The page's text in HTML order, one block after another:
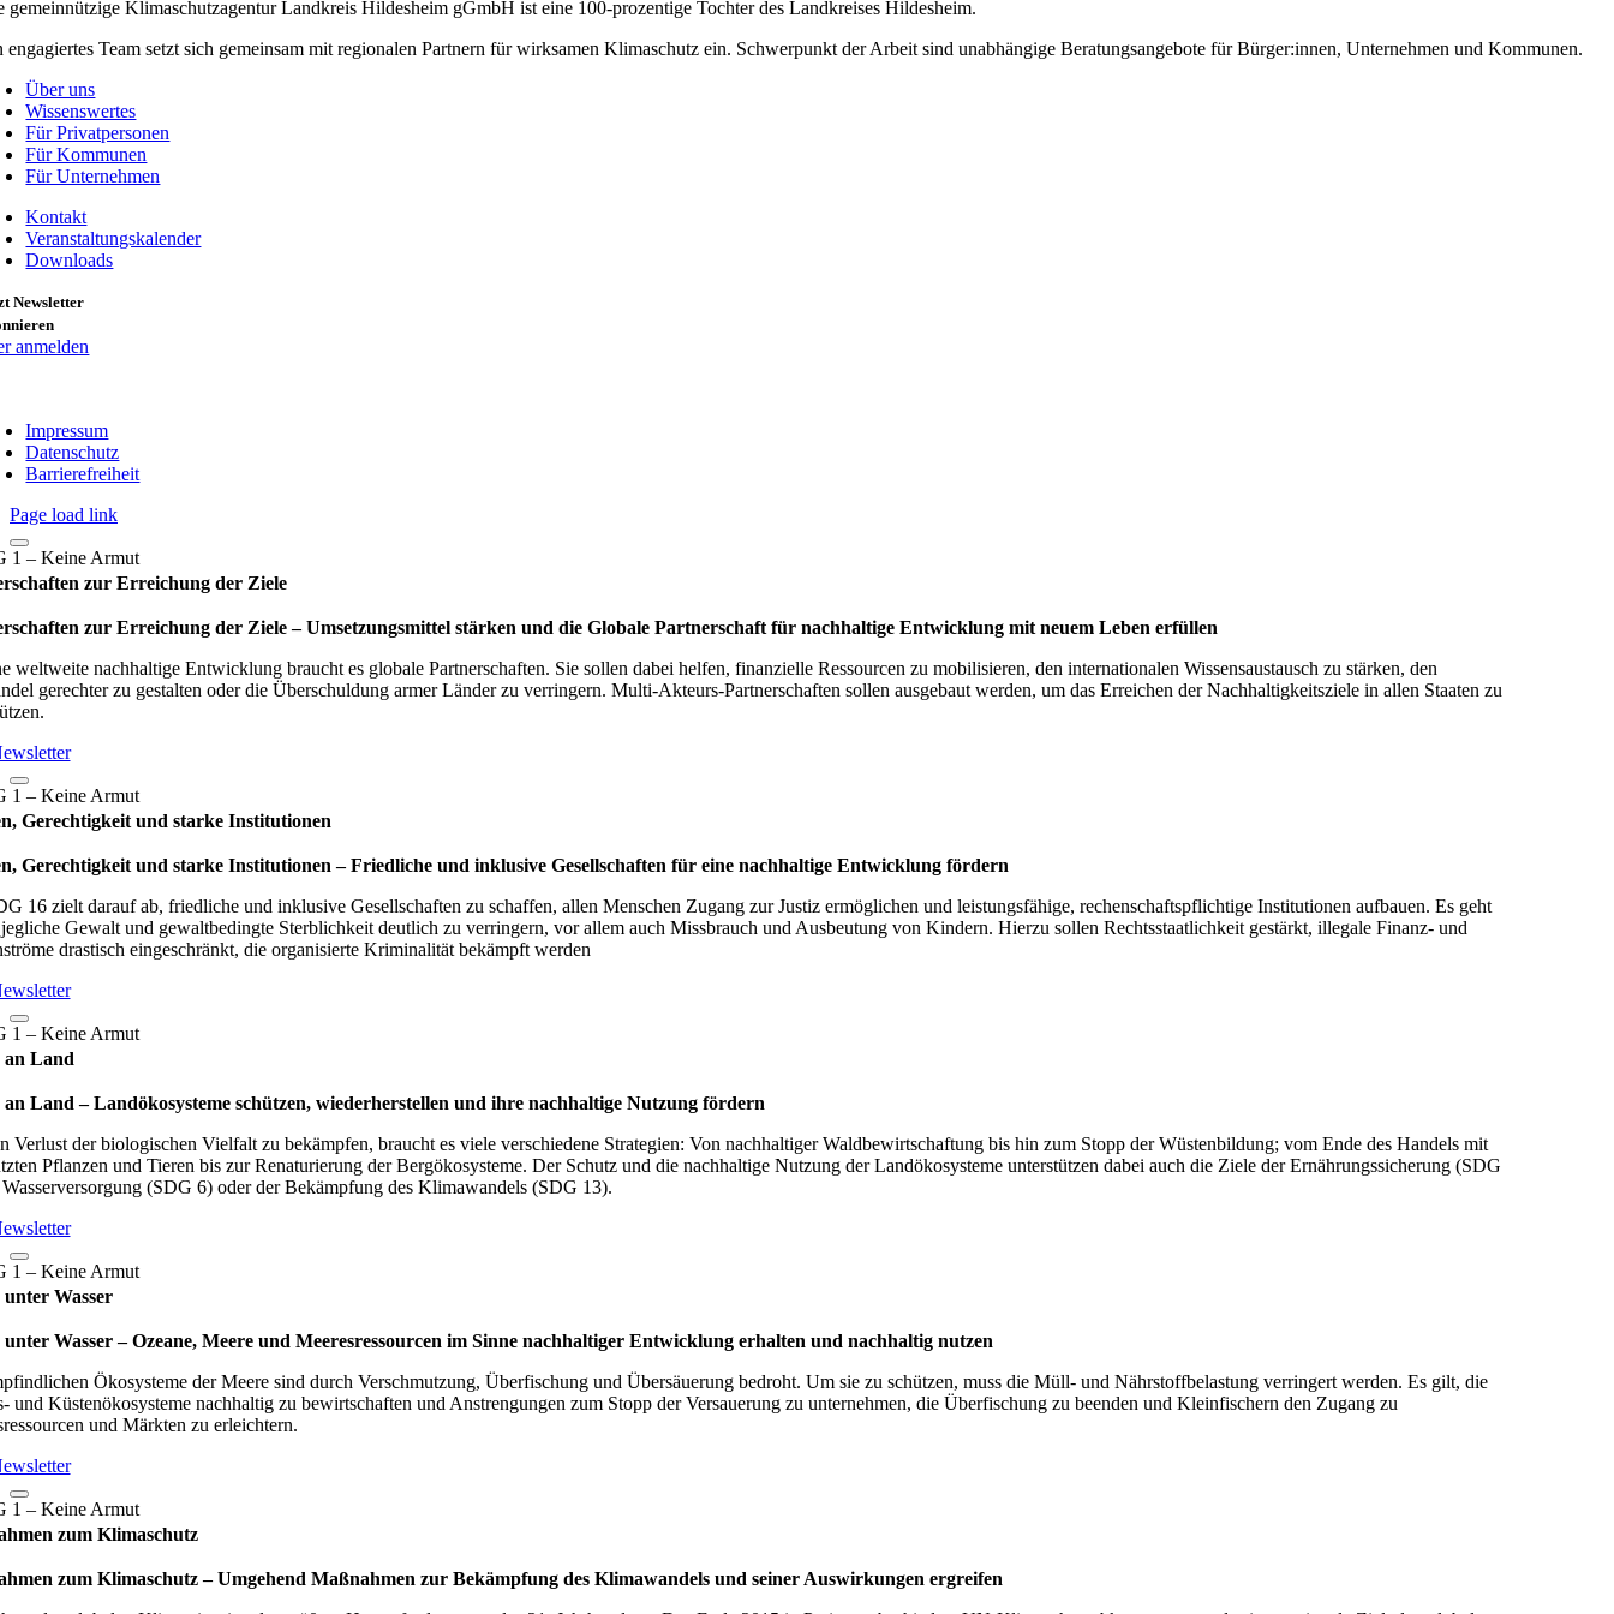
gemeinnützige Klimaschutzagentur Landkreis Hildesheim gGmbH ist eine 100-prozentige Tochter des Landkreises Hildesheim.
engagiertes Team setzt sich gemeinsam mit regionalen Partnern für wirksamen Klimaschutz ein. Schwerpunkt der Arbeit sind unabhängige Beratungsangebote für Bürger:innen, Unternehmen und Kommunen.
Über uns
Wissenswertes
Für Privatpersonen
Für Kommunen
Für Unternehmen
Kontakt
Veranstaltungskalender
Downloads
Newsletter
anmelden
Impressum
Datenschutz
Barrierefreiheit
Page load link
zur Erreichung der Ziele
zur Erreichung der Ziele – Umset­zungs­mit­tel stär­ken und die Glo­bale Part­ner­schaft für nach­hal­tige Ent­wick­lung mit neuem Leben erfül­len
weltweite nachhaltige Entwicklung braucht es globale Partnerschaften. Sie sollen dabei helfen, finanzielle Ressourcen zu mobilisieren, den internationalen Wissensaustausch zu stärken, den
gerechter zu gestalten oder die Überschuldung armer Länder zu verringern. Multi-Akteurs-Partnerschaften sollen ausgebaut werden, um das Erreichen der Nachhaltigkeitsziele in allen Staaten zu
Gerechtigkeit und starke Institutionen
Gerechtigkeit und starke Institutionen – Fried­li­che und inklu­sive Gesell­schaf­ten für eine nach­hal­tige Ent­wick­lung för­dern
16 zielt darauf ab, friedliche und inklusive Gesellschaften zu schaffen, allen Menschen Zugang zur Justiz ermöglichen und leistungsfähige, rechenschaftspflichtige Institutionen aufbauen. Es geht
Gewalt und gewaltbedingte Sterblichkeit deutlich zu verringern, vor allem auch Missbrauch und Ausbeutung von Kindern. Hierzu sollen Rechtsstaatlichkeit gestärkt, illegale Finanz- und
drastisch eingeschränkt, die organisierte Kriminalität bekämpft werden
an Land
Land – Lan­d­öko­sys­teme schüt­zen, wie­der­her­stel­len und ihre nach­hal­tige Nut­zung för­dern
Verlust der biologischen Vielfalt zu bekämpfen, braucht es viele verschiedene Strategien: Von nachhaltiger Waldbewirtschaftung bis hin zum Stopp der Wüstenbildung; vom Ende des Handels mit
Pflanzen und Tieren bis zur Renaturierung der Bergökosysteme. Der Schutz und die nachhaltige Nutzung der Landökosysteme unterstützen dabei auch die Ziele der Ernährungssicherung (SDG
(SDG 6) oder der Bekämpfung des Klimawandels (SDG 13).
Wasser
Wasser – Oze­ane, Meere und Mee­res­res­sour­cen im Sinne nach­hal­ti­ger Ent­wick­lung erhal­ten und nach­hal­tig nut­zen
Ökosysteme der Meere sind durch Verschmutzung, Überfischung und Übersäuerung bedroht. Um sie zu schützen, muss die Müll- und Nährstoffbelastung verringert werden. Es gilt, die
und Küstenökosysteme nachhaltig zu bewirtschaften und Anstrengungen zum Stopp der Versauerung zu unternehmen, die Überfischung zu beenden und Kleinfischern den Zugang zu
und Märkten zu erleichtern.
zum Klimaschutz
zum Klimaschutz – Umge­hend Maß­nah­men zur Bekämp­fung des Kli­ma­wan­dels und sei­ner Aus­wir­kun­gen ergrei­fen